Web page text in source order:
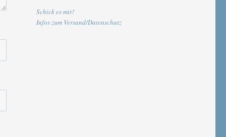
Schick es mir!
Infos zum Versand/Datenschutz